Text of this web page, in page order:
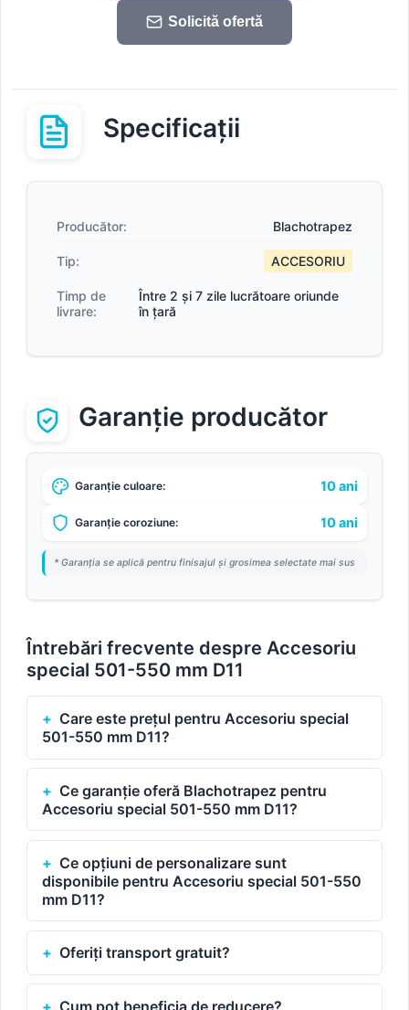
Solicită ofertă
Specificații
Producător: Blachotrapez
Tip: ACCESORIU
Timp de
livrare:
Între 2 și 7 zile lucrătoare oriunde
în țară
Garanție producător
Garanție culoare: 10 ani
Garanție coroziune: 10 ani
* Garanția se aplică pentru finisajul și grosimea selectate mai sus
Întrebări frecvente despre Accesoriu
special 501-550 mm D11
Care este prețul pentru Accesoriu special
501-550 mm D11?
Ce garanție oferă Blachotrapez pentru
Accesoriu special 501-550 mm D11?
Ce opțiuni de personalizare sunt
disponibile pentru Accesoriu special 501-550
mm D11?
Oferiți transport gratuit?